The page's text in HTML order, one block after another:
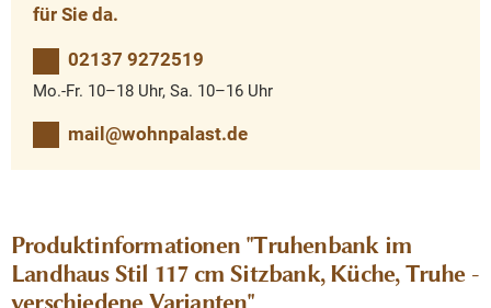
für Sie da.
02137 9272519
Mo.-Fr. 10–18 Uhr, Sa. 10–16 Uhr
mail@wohnpalast.de
Produktinformationen "Truhenbank im
Landhaus Stil 117 cm Sitzbank, Küche, Truhe -